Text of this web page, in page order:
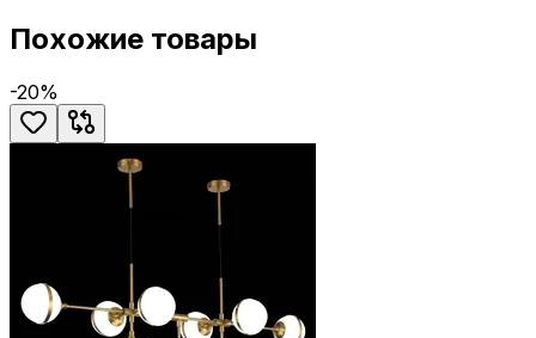
Похожие товары
-20%